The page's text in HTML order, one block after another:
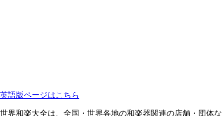
英語版ページはこちら
世界和楽大全は、全国・世界各地の和楽器関連の店舗・団体な